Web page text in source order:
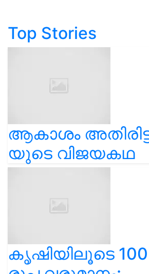
Top Stories
ആകാശം
യുടെ വിജയകഥ
കൃഷിയിലൂടെ